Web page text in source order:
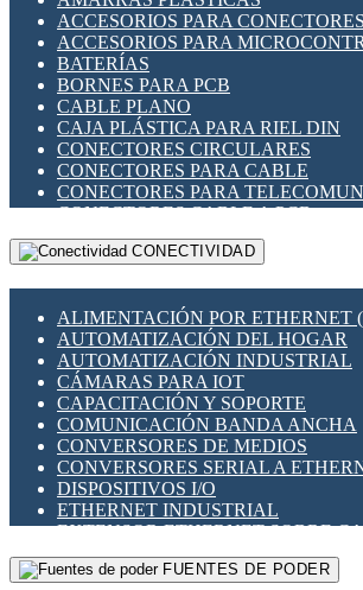
INDICADORES PARA PANEL
INTERFACES DE RELÉ
INTERRUPTORES FIN DE
LLAVES CONMUTADORAS
MEDIDORES DE ENERGÍA Y TC'S
MOTORES PASO A PASO
PANTALLAS HMI
PLC -CONTROLADORES LÓGICO
PROGRAMADORES DE HORARIO
RELÉS DE PROTECCIÓN
SENSORES CAPACITIVOS
SENSORES INDUCTIVOS
TEMPORIZADORES
VARIACS
VARIADORES DE FRECUENCIA
SECCIONADORES -
MAQUINARIA
ACCESORIOS PARA CONECTORES
ACCESORIOS PARA
BATERÍAS
BORNES PARA PCB
CABLE PLANO
CAJA PLÁSTICA PARA RIEL DIN
CONECTORES CIRCULARES
CONECTORES PARA CABLE
CONECTORES PARA
CONECTORES CABLE A PCB
CONECTORES PCB A CABLE
DIP SWITCHES
HERRAMIENTAS VARIAS
ILUMINACIÓN LED
INTERRUPTORES REED
INTERFACES DE RELÉ
OTROS RELÉS
PROTECCIÓN TÉRMICA
RELÉS AUTOMOTRICES
RELÉS DE SEÑAL
RELÉS DE ESTADO SÓLIDO SSR
RELÉS INDUSTRIALES
RELÉS MINIATURA DE POTENCIA
SENSORES MAGNÉTICOS
CONECTIVIDAD
ALIMENTACIÓN POR ETHERNET
AUTOMATIZACIÓN DEL HOGAR
AUTOMATIZACIÓN INDUSTRIAL
CÁMARAS PARA IOT
CAPACITACIÓN Y SOPORTE
COMUNICACIÓN BANDA ANCHA
CONVERSORES DE MEDIOS
CONVERSORES SERIAL A
DISPOSITIVOS I/O
ETHERNET INDUSTRIAL
EXTENSOR ETHERNET SOBRE
GATEWAY LORAWAN
GESTIÓN DE REDESFUENTES DE PODER